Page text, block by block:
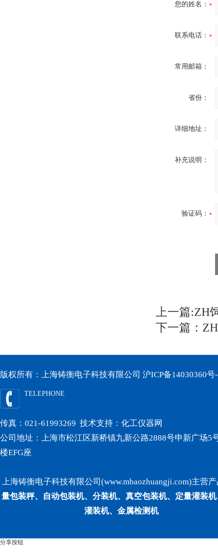
您的姓名：
联系电话：
常用邮箱：
省份：
详细地址：
补充说明：
验证码：
上一篇:ZH
下一篇：
版权所有：上海铸衡电子科技有限公司 沪ICP备14030360号
TELEPHONE
传真：021-61993269 技术支持： 化工仪器网
公司地址：上海市松江区新桥镇九新公路2888号申新广场5
楼EFG座
上海铸衡电子科技有限公司(www.mbaozhuangji.com)主营
量包装秤、自动包装机、分装机、真空包装机、定量灌装
灌装机、金属检测机
分享按钮